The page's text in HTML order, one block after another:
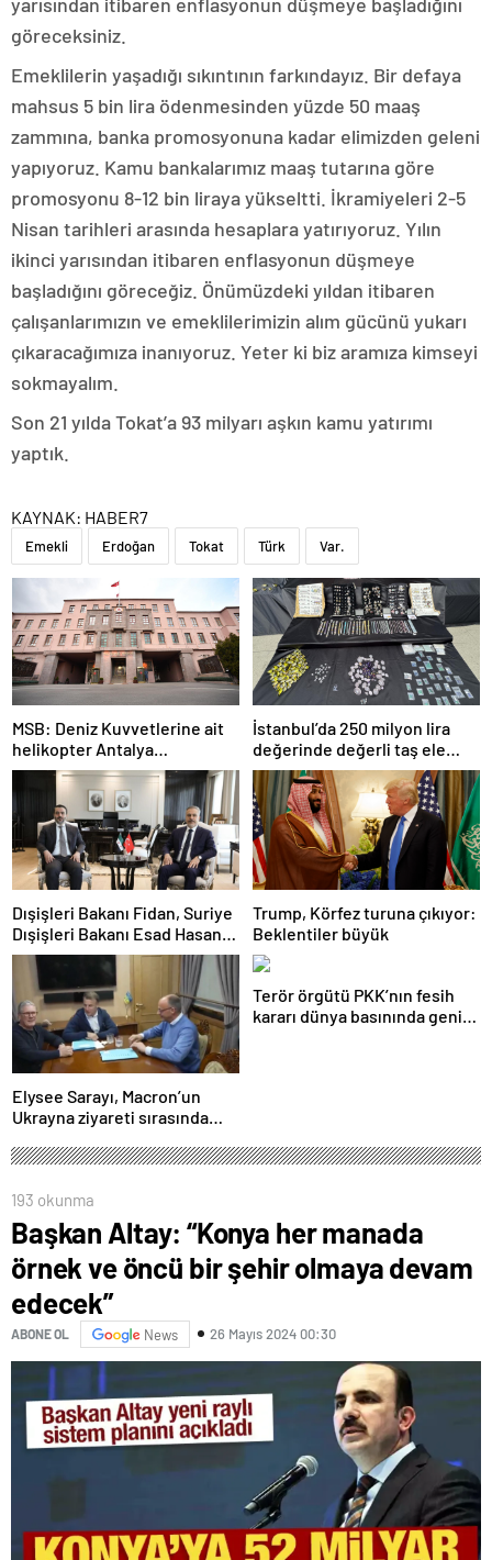
göreceksiniz.
Emeklilerin yaşadığı sıkıntının farkındayız. Bir defaya
mahsus 5 bin lira ödenmesinden yüzde 50 maaş
zammına, banka promosyonuna kadar elimizden geleni
yapıyoruz. Kamu bankalarımız maaş tutarına göre
promosyonu 8-12 bin liraya yükseltti. İkramiyeleri 2-5
Nisan tarihleri arasında hesaplara yatırıyoruz. Yılın
ikinci yarısından itibaren enflasyonun düşmeye
başladığını göreceğiz. Önümüzdeki yıldan itibaren
çalışanlarımızın ve emeklilerimizin alım gücünü yukarı
çıkaracağımıza inanıyoruz. Yeter ki biz aramıza kimseyi
sokmayalım.
Son 21 yılda Tokat’a 93 milyarı aşkın kamu yatırımı
yaptık.
KAYNAK: HABER7
Emekli Erdoğan Tokat Türk Var.
MSB: Deniz Kuvvetlerine ait
helikopter Antalya
açıklarında acil iniş yaptı
İstanbul’da 250 milyon lira
değerinde değerli taş ele
geçirildi
Dışişleri Bakanı Fidan, Suriye
Dışişleri Bakanı Esad Hasan
Şeybani ile görüştü
Trump, Körfez turuna çıkıyor:
Beklentiler büyük
Elysee Sarayı, Macron’un
Ukrayna ziyareti sırasında
iddiasını yalanladı
Terör örgütü PKK’nın fesih
kararı dünya basınında geniş
193 okunma
Başkan Altay: “Konya her manada
örnek ve öncü bir şehir olmaya devam
edecek”
ABONE OL News 26 Mayıs 2024 00:30